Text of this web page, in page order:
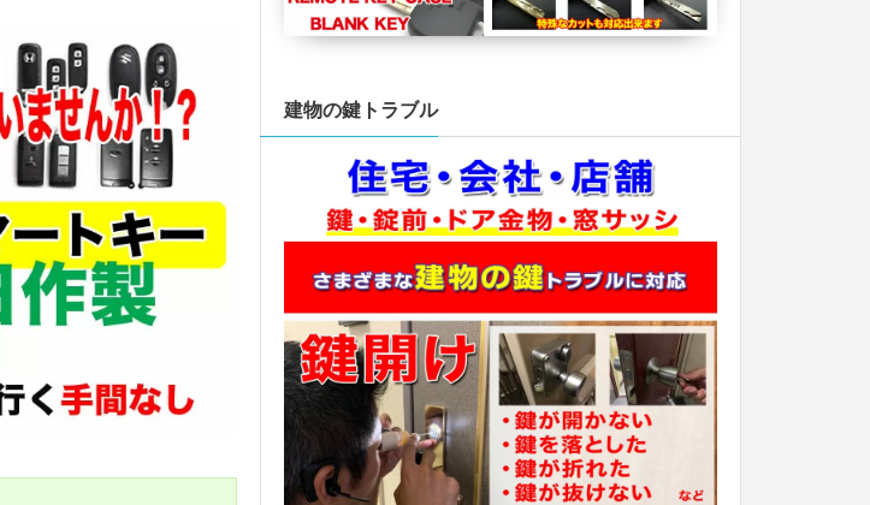
建物の鍵トラブル